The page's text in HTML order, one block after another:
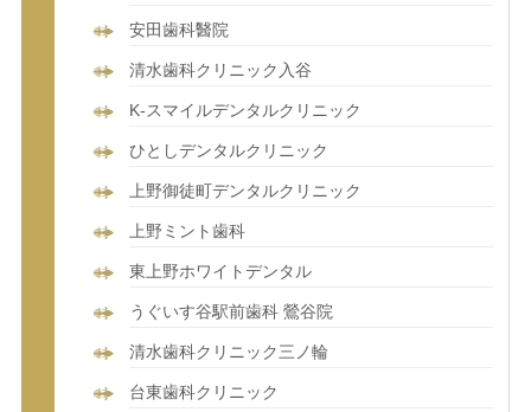
安田歯科醫院
清水歯科クリニック入谷
K-スマイルデンタルクリニック
ひとしデンタルクリニック
上野御徒町デンタルクリニック
上野ミント歯科
東上野ホワイトデンタル
うぐいす谷駅前歯科 鶯谷院
清水歯科クリニック三ノ輪
台東歯科クリニック